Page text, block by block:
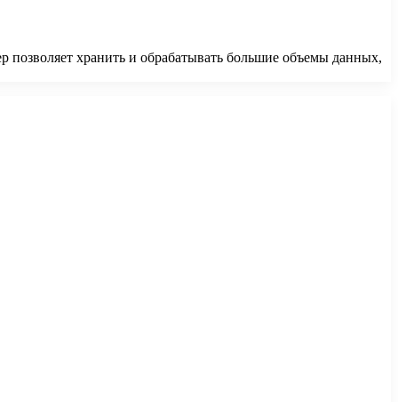
хранить и обрабатывать большие объемы данных,